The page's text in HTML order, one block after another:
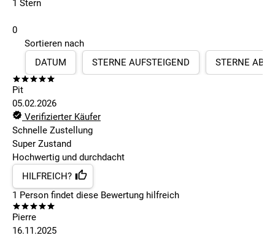
1 Stern
0
Sortieren nach
DATUM
STERNE AUFSTEIGEND STERNE
Pit
05.02.2026
Verifizierter Käufer
Schnelle Zustellung
Super Zustand
Hochwertig und durchdacht
HILFREICH?
1 Person findet diese Bewertung hilfreich
Pierre
16.11.2025